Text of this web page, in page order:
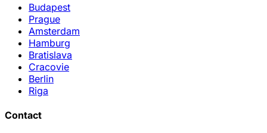
Budapest
Prague
Amsterdam
Hamburg
Bratislava
Cracovie
Berlin
Riga
Contact